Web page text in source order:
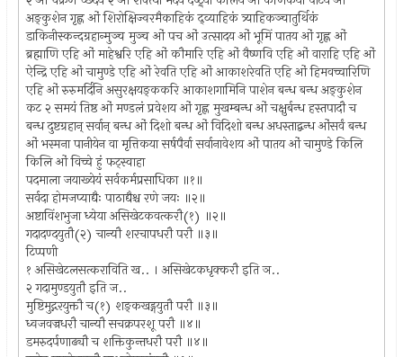
अङ्कुशेन गृह्ण ओं शिरोक्षिज्वरमैकाहिकं द्व्याहिकं त्र्याहिकञ्चातुर्थिकं
डाकिनीस्कन्दग्रहान्मुञ्च मुञ्च ओं पच ओं उत्सादय ओं भूमिं पातय ओं गृह्ण ओं
ब्रह्माणि एहि ओं माहेश्वरि एहि ओं कौमारि एहि ओं वैष्णवि एहि ओं वाराहि एहि ओं
ऐन्द्रि एहि ओं चामुण्डे एहि ओं रेवति एहि ओं आकाशरेवति एहि ओं हिमवच्चारिणि
एहि ओं रुरुमर्दिनि असुरक्षयङ्ककरि आकाशगामिनि पाशेन बन्ध बन्ध अङ्कुशेन
कट २ समयं तिष्ठ ओं मण्डलं प्रवेशय ओं गृह्ण मुखम्बन्ध ओं चक्षुर्बन्ध हस्तपादौ च
बन्ध दुष्टग्रहान् सर्वान् बन्ध ओं दिशो बन्ध ओं विदिशो बन्ध अधस्ताद्बन्ध ओंसर्वं बन्ध
ओं भस्मना पानीयेन वा मृत्तिकया सर्षपैर्वा सर्वानावेशय ओं पातय ओं चामुण्डे किलि
किलि ओं विच्चे हुं फट्स्वाहा
पदमाला जयाख्येयं सर्वकर्मप्रसाधिका ॥१॥
सर्वदा होमजप्याद्यैः पाठाद्यैश्च रणे जयः ॥२॥
अष्टाविंशभुजा ध्येया असिखेटकवत्करौ(१) ॥२॥
गदादण्दयुतौ(२) चान्यौ शरचापधरौ परौ ॥३॥
टिप्पणी
१ असिखेटलसत्कराविति ख.. । असिखेटकधृक्करौ इति ञ..
२ गदामुण्डयुतौ इति ज..
मुष्टिमुद्गरयुक्तौ च(१) शङ्कखड्गयुतौ परौ ॥३॥
ध्वजवज्रधरौ चान्यौ सचक्रपरशू परौ ॥४॥
डमरुदर्पणाढ्यौ च शक्तिकुन्तधरौ परौ ॥४॥